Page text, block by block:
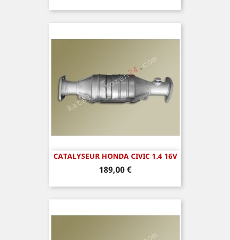
CATALYSEUR HONDA CIVIC 1.4 16V
Prix
189,00 €